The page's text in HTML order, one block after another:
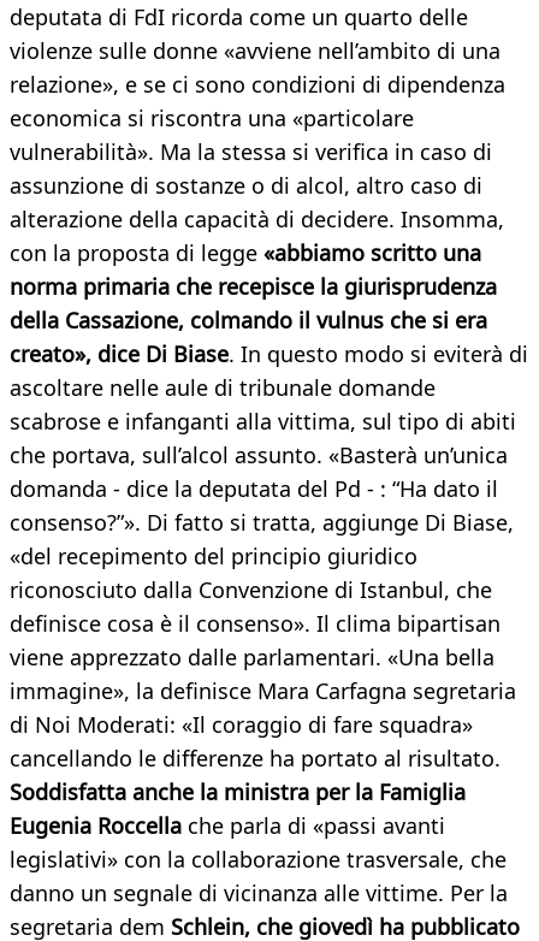
deputata di FdI ricorda come un quarto delle
violenze sulle donne «avviene nell’ambito di una
relazione», e se ci sono condizioni di dipendenza
economica si riscontra una «particolare
vulnerabilità». Ma la stessa si verifica in caso di
assunzione di sostanze o di alcol, altro caso di
alterazione della capacità di decidere. Insomma,
con la proposta di legge «abbiamo scritto una
norma primaria che recepisce la giurisprudenza
della Cassazione, colmando il vulnus che si era
creato», dice Di Biase. In questo modo si eviterà di
ascoltare nelle aule di tribunale domande
scabrose e infanganti alla vittima, sul tipo di abiti
che portava, sull’alcol assunto. «Basterà un’unica
domanda - dice la deputata del Pd - : “Ha dato il
consenso?”». Di fatto si tratta, aggiunge Di Biase,
«del recepimento del principio giuridico
riconosciuto dalla Convenzione di Istanbul, che
definisce cosa è il consenso». Il clima bipartisan
viene apprezzato dalle parlamentari. «Una bella
immagine», la definisce Mara Carfagna segretaria
di Noi Moderati: «Il coraggio di fare squadra»
cancellando le differenze ha portato al risultato.
Soddisfatta anche la ministra per la Famiglia
Eugenia Roccella che parla di «passi avanti
legislativi» con la collaborazione trasversale, che
danno un segnale di vicinanza alle vittime. Per la
segretaria dem Schlein, che giovedì ha pubblicato